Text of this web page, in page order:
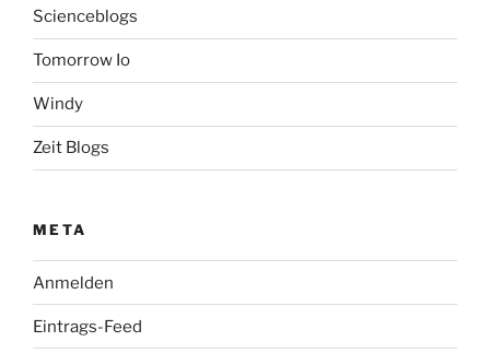
Scienceblogs
Tomorrow Io
Windy
Zeit Blogs
META
Anmelden
Eintrags-Feed